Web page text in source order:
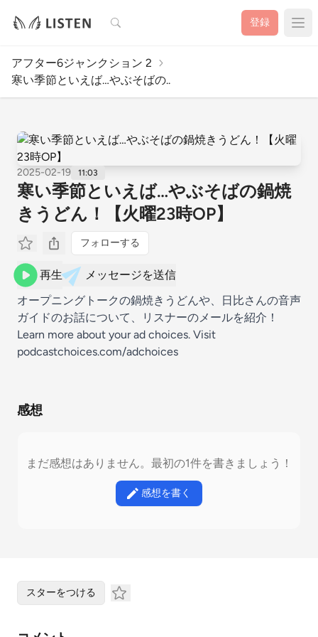
検索 登録
アフター6ジャンクション 2
寒い季節といえば…やぶそばの..
2025-02-19 11:03
寒い季節といえば…やぶそばの鍋焼
きうどん！【火曜23時OP】
フォローする
再生
メッセージを送信
オープニングトークの鍋焼きうどんや、日比さんの音声
ガイドのお話について、リスナーのメールを紹介！
Learn more about your ad choices. Visit
podcastchoices.com/adchoices
感想
まだ感想はありません。最初の1件を書きましょう！
感想を書く
スターをつける